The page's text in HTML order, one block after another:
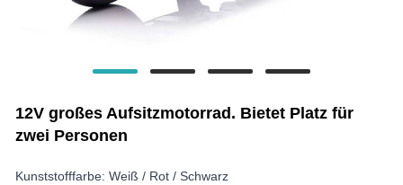
12V großes Aufsitzmotorrad. Bietet Platz für
zwei Personen
Kunststofffarbe: Weiß / Rot / Schwarz